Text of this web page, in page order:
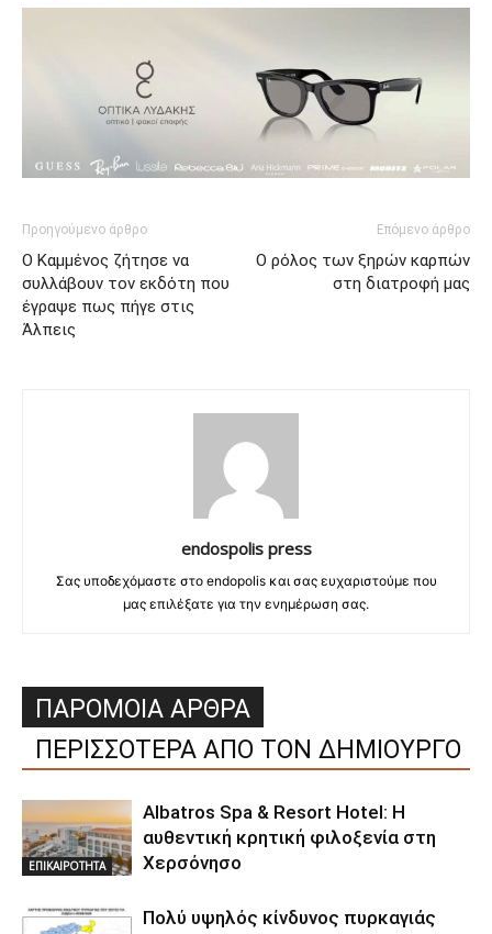
Προηγούμενο άρθρο
O Καμμένος ζήτησε να
συλλάβουν τον εκδότη που
έγραψε πως πήγε στις
Άλπεις
Επόμενο άρθρο
Ο ρόλος των ξηρών καρπών
στη διατροφή μας
endospolis press
Σας υποδεχόμαστε στο endopolis και σας ευχαριστούμε που
μας επιλέξατε για την ενημέρωση σας.
ΠΑΡΟΜΟΙΑ ΑΡΘΡΑ
ΠΕΡΙΣΣΟΤΕΡΑ ΑΠΟ ΤΟΝ ΔΗΜΙΟΥΡΓΟ
ΕΠΙΚΑΙΡΟΤΗΤΑ
Albatros Spa & Resort Hotel: Η
αυθεντική κρητική φιλοξενία στη
Χερσόνησο
Πολύ υψηλός κίνδυνος πυρκαγιάς